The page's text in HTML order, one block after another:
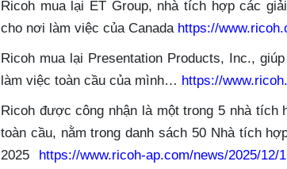
Ricoh mua lại ET Group, nhà tích hợp các
cho nơi làm việc của Canada https://
Ricoh mua lại Presentation Products, Inc.,
làm việc toàn cầu của mình… https://
Ricoh được công nhận là một trong 5 nhà tích
toàn cầu, nằm trong danh sách 50 Nhà tích
2025
https://www.ricoh-ap.com/news/2025/